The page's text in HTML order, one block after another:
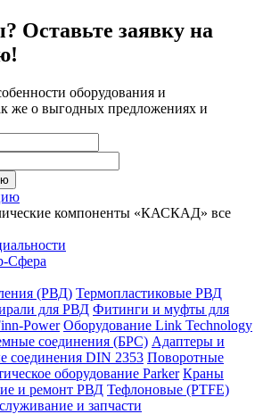
Оставьте заявку на
оборудования и
же о выгодных предложениях и
компоненты «КАСКАД» все
Сфера
(РВД) Термопластиковые РВД
для РВД Фитинги и муфты для
Power Оборудование Link Technology
соединения (БРС) Адаптеры и
соединения DIN 2353 Поворотные
оборудование Parker Краны
и ремонт РВД Тефлоновые (PTFE)
и запчасти